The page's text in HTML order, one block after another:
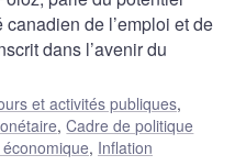
de l’emploi et de
dans l’avenir du
et activités publiques,
,Cadre de politique
, Inflation